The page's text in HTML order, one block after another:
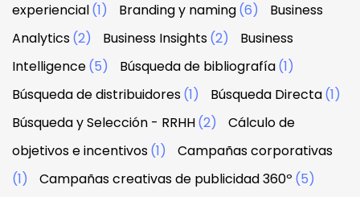
experiencial(1) Branding y naming(6)
Business
Analytics(2) Business Insights(2)
Business
Intelligence(5) Búsqueda de bibliografía(1)
Búsqueda de distribuidores(1) Búsqueda Directa(1)
Búsqueda y Selección - RRHH(2)
Cálculo de
objetivos e incentivos(1)
Campañas corporativas
(1)
Campañas creativas de publicidad 360º (5)